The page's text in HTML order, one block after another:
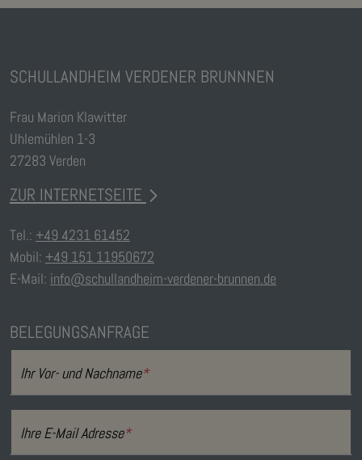
SCHULLANDHEIM VERDENER BRUNNNEN
Frau Marion Klawitter
Uhlemühlen 1-3
27283 Verden
ZUR INTERNETSEITE
Tel.: +49 4231 61452
Mobil: +49 151 11950672
E-Mail: info@schullandheim-verdener-brunnen.de
BELEGUNGSANFRAGE
Ihr Vor- und Nachname*
Ihre E-Mail Adresse*